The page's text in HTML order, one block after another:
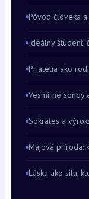
Pôvod človeka
Ideálny študent:
Priatelia ako
Vesmírne sondy
Sokrates a
Májová príroda:
Láska ako sila,